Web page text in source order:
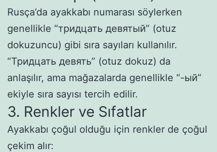
Rusça’da ayakkabı numarası söylerken
genellikle “тридцать девятый” (otuz
dokuzuncu) gibi sıra sayıları kullanılır.
“Тридцать девять” (otuz dokuz) da
anlaşılır, ama mağazalarda genellikle “-ый”
ekiyle sıra sayısı tercih edilir.
3. Renkler ve Sıfatlar
Ayakkabı çoğul olduğu için renkler de çoğul
çekim alır: